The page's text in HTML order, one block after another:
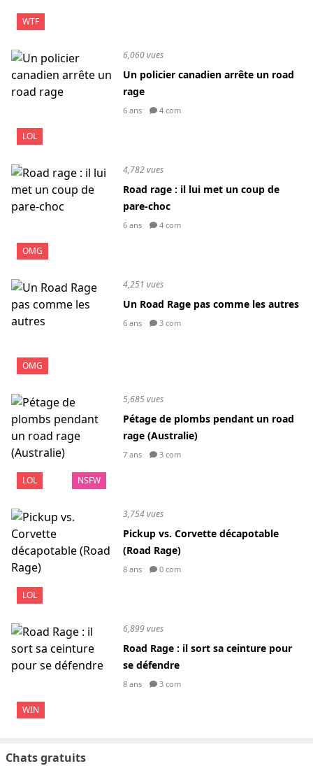
WTF
LOL
6,060 vues
Un policier canadien arrête un road
rage
6 ans 4 com
OMG
4,782 vues
Road rage : il lui met un coup de
pare-choc
6 ans 4 com
OMG
4,251 vues
Un Road Rage pas comme les autres
6 ans 3 com
LOL NSFW
5,685 vues
Pétage de plombs pendant un road
rage (Australie)
7 ans 3 com
LOL
3,754 vues
Pickup vs. Corvette décapotable
(Road Rage)
8 ans 0 com
WIN
6,899 vues
Road Rage : il sort sa ceinture pour
se défendre
8 ans 3 com
Chats gratuits